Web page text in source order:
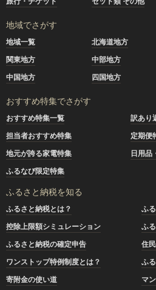
地域でさがす
地域一覧 北海道地方
関東地方
中部地方
中国地方
四国地方
おすすめ特集でさがす
おすすめ特集一覧
訳あり
担当者おすすめ特集
定期便
地元が誇る家電特集
日用品
ふるなび限定特集
ふるさと納税を知る
ふるさと納税とは？
ふ
控除上限額シミュレーション
ふ
ふるさと納税の確定申告
住
ワンストップ特例制度とは？
ふ
寄附金の使い道
マ